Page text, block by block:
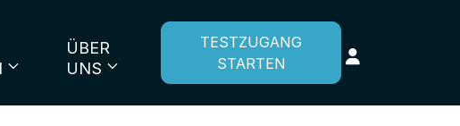
ÜBER
UNS
TESTZUGANG
STARTEN